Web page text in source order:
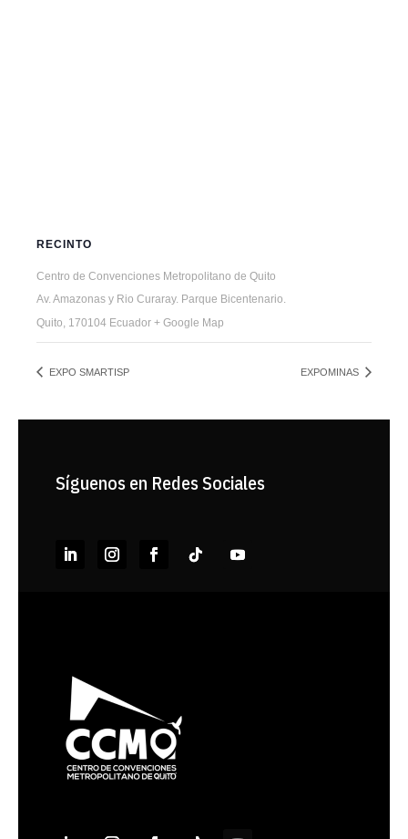
RECINTO
Centro de Convenciones Metropolitano de Quito
Av. Amazonas y Rio Curaray. Parque Bicentenario.
Quito, 170104 Ecuador + Google Map
EXPO SMARTISP EXPOMINAS
Síguenos en Redes Sociales